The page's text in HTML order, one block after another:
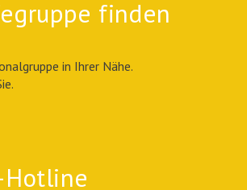
finden
in Ihrer Nähe.